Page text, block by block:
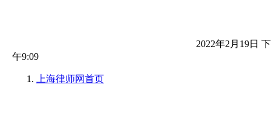
2022年2月19日 下
午9:09
上海律师网首页